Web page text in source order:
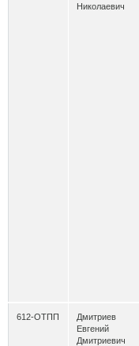
Николаевич
612-ОТПП
Дмитриев
Евгений
Дмитриевич